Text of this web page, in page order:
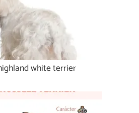
white terrier